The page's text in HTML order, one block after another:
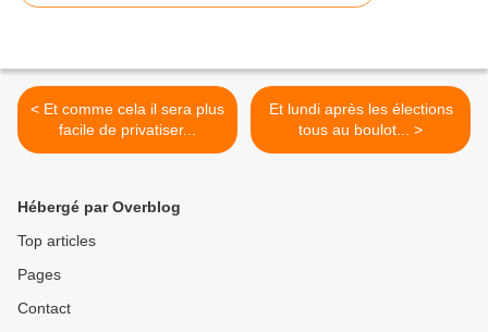
< Et comme cela il sera plus
facile de privatiser...
Et lundi après les élections
tous au boulot... >
Hébergé par Overblog
Top articles
Pages
Contact